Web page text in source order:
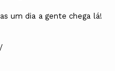
um dia a gente chega lá!